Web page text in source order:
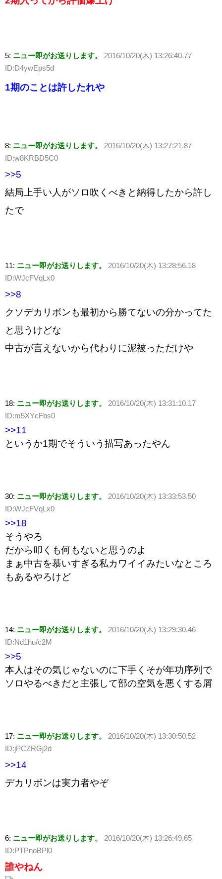
5: ニュー即がお送りします。
2016/10/20(木) 13:26:40.77
ID:D4ywEps5d
1期のことは許したれや
8: ニュー即がお送りします。
2016/10/20(木) 13:27:21.87
ID:w8KRBD5C0
>>5
結局上手い人がソロ吹くべきと納得したから許し
たで
11: ニュー即がお送りします。
2016/10/20(木) 13:28:56.18
ID:WJcFVqLx0
>>8
クソデカリボンも最初から勝てないの分かってた
と思うけどな
中古が言えないから代わりに泥被っただけや
18: ニュー即がお送りします。
2016/10/20(木) 13:31:10.17
ID:m5XYcFbs0
>>11
というか1期でそういう描写あったやん
30: ニュー即がお送りします。
2016/10/20(木) 13:33:53.50
ID:WJcFVqLx0
>>18
そうやろ
だから叩くも何もないと思うのよ
まぁ中古を慕いすぎる私カワイイみたいなところ
もあるやろけど
14: ニュー即がお送りします。
2016/10/20(木) 13:29:30.46
ID:Nd1hu/c2M
>>5
本人はその気じゃないのに下手くそが年功序列で
ソロやるべきだと主張して部の空気を悪くする屑
17: ニュー即がお送りします。
2016/10/20(木) 13:30:50.52
ID:jPCZRGj2d
>>14
デカリボンは実力者やぞ
6: ニュー即がお送りします。
2016/10/20(木) 13:26:49.65
ID:PTPnoBPl0
誰やねん